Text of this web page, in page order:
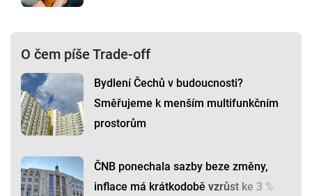
O čem píše Trade-off
Bydlení Čechů v budoucnosti?
Směřujeme k menším multifunkčním
prostorům
ČNB ponechala sazby beze změny,
inflace má krátkodobě vzrůst ke 3 %